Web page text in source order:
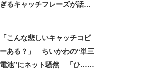
ぎるキャッチフレーズが話
「こんな悲しいキャッチコピ
ーある？」 ちいかわの“単三
電池”にネット騒然 「ひ…人